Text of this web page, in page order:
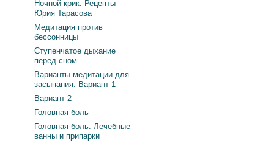
Ночной крик. Рецепты
Юрия Тарасова
Медитация против
бессонницы
Ступенчатое дыхание
перед сном
Варианты медитации для
засыпания. Вариант 1
Вариант 2
Головная боль
Головная боль. Лечебные
ванны и припарки